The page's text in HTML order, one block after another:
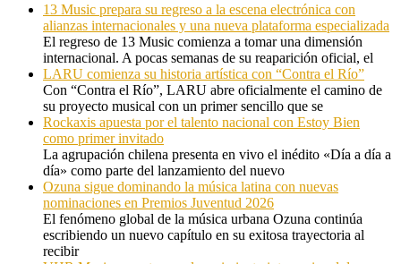
13 Music prepara su regreso a la escena electrónica con
alianzas internacionales y una nueva plataforma especializada
El regreso de 13 Music comienza a tomar una dimensión
internacional. A pocas semanas de su reaparición oficial, el
LARU comienza su historia artística con “Contra el Río”
Con “Contra el Río”, LARU abre oficialmente el camino de
su proyecto musical con un primer sencillo que se
Rockaxis apuesta por el talento nacional con Estoy Bien
como primer invitado
La agrupación chilena presenta en vivo el inédito «Día a día a
día» como parte del lanzamiento del nuevo
Ozuna sigue dominando la música latina con nuevas
nominaciones en Premios Juventud 2026
El fenómeno global de la música urbana Ozuna continúa
escribiendo un nuevo capítulo en su exitosa trayectoria al
recibir